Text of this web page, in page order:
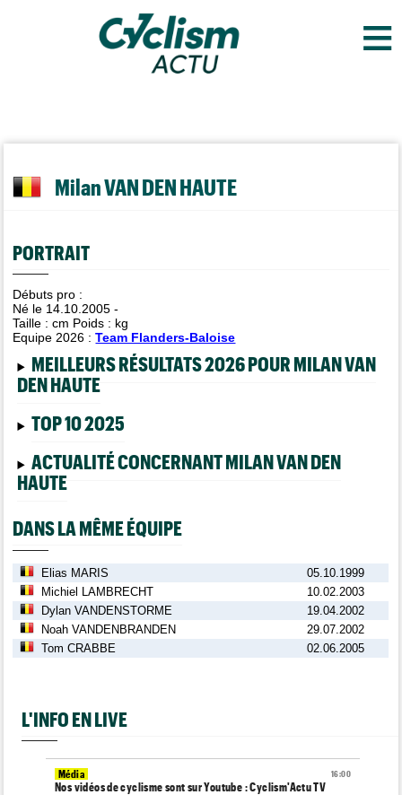
≡
Milan VAN DEN HAUTE
PORTRAIT
Débuts pro :
Né le 14.10.2005 -
Taille :cm Poids : kg
Equipe 2026 :Team Flanders-Baloise
MEILLEURS RÉSULTATS 2026 POUR MILAN VAN
DEN HAUTE
TOP 10 2025
ACTUALITÉ CONCERNANT MILAN VAN DEN
HAUTE
DANS LA MÊME ÉQUIPE
Elias MARIS
05.10.1999
Michiel LAMBRECHT
10.02.2003
Dylan VANDENSTORME
19.04.2002
Noah VANDENBRANDEN
29.07.2002
Tom CRABBE
02.06.2005
L'INFO EN LIVE
16:00
Média
Nos vidéos de cyclisme sont sur Youtube : Cyclism'Actu TV